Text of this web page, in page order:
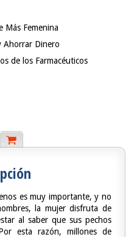
Más Femenina
Ahorrar Dinero
de los Farmacéuticos
es muy importante, y no
la mujer disfruta de
al saber que sus pechos
esta razón, millones de